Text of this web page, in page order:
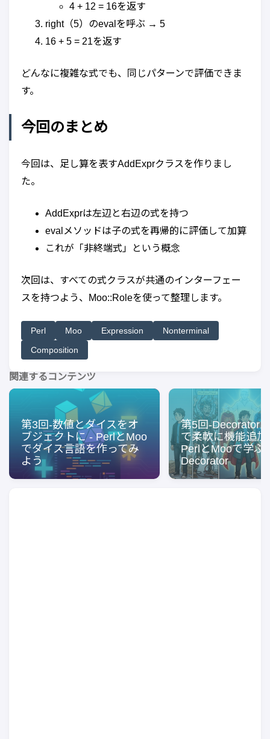
4 + 12 = 16を返す
right（5）のevalを呼ぶ → 5
16 + 5 = 21を返す
どんなに複雑な式でも、同じパターンで評価できま
す。
今回のまとめ
今回は、足し算を表すAddExprクラスを作りまし
た。
AddExprは左辺と右辺の式を持つ
evalメソッドは子の式を再帰的に評価して加算
これが「非終端式」という概念
次回は、すべての式クラスが共通のインターフェー
スを持つよう、Moo::Roleを使って整理します。
Perl Moo Expression
Nonterminal
Composition
関連するコンテンツ
第3回-数値とダイスをオ
ブジェクトに - PerlとMoo
でダイス言語を作ってみ
よう
第5回-Decorator
で柔軟に機能追
PerlとMooで学ぶ
Decorator